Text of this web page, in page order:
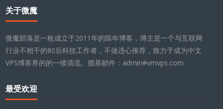
关于微魔
微魔部落是一枚成立于2011年的陈年博客，博主是一个与互联网
行业不相干的80后科技工作者，不做违心推荐，致力于成为中文
VPS博客界的的一缕清流。搅基邮件：admin#vmvps.com
最受欢迎